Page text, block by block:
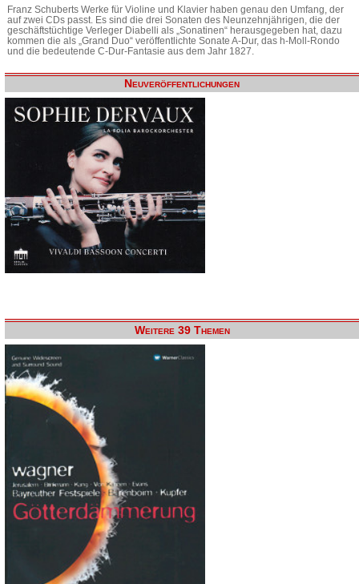
Franz Schuberts Werke für Violine und Klavier haben genau den Umfang, der
auf zwei CDs passt. Es sind die drei Sonaten des Neunzehnjährigen, die der
geschäftstüchtige Verleger Diabelli als „Sonatinen“ herausgegeben hat, dazu
kommen die als „Grand Duo“ veröffentlichte Sonate A-Dur, das h-Moll-Rondo
und die bedeutende C-Dur-Fantasie aus dem Jahr 1827.
Neuveröffentlichungen
Weitere 39 Themen